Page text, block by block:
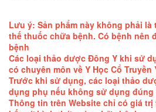
Lưu ý: Sản phẩm này không phải
thế thuốc chữa bệnh. Có bệnh nên
bệnh
Các loại thảo dược Đông Y khi sử
có chuyên môn về Y Học Cổ Truyền
Trước khi sử dụng, các loại thảo
dụng phụ nếu không sử dụng đúng
Thông tin trên Website chỉ có giá